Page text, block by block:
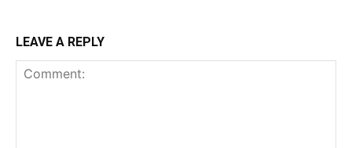
LEAVE A REPLY